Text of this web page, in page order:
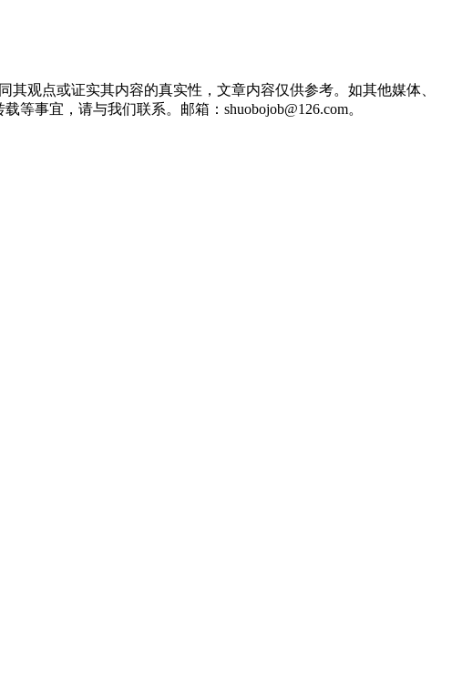
观点或证实其内容的真实性，文章内容仅供参考。如其他媒体、
事宜，请与我们联系。邮箱：shuobojob@126.com。